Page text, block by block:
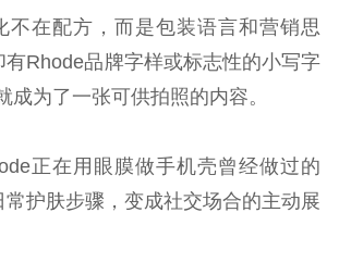
不在配方，而是包装语言和营销思
有Rhode品牌字样或标志性的小写字
成为了一张可供拍照的内容。
正在用眼膜做手机壳曾经做过的
护肤步骤，变成社交场合的主动展